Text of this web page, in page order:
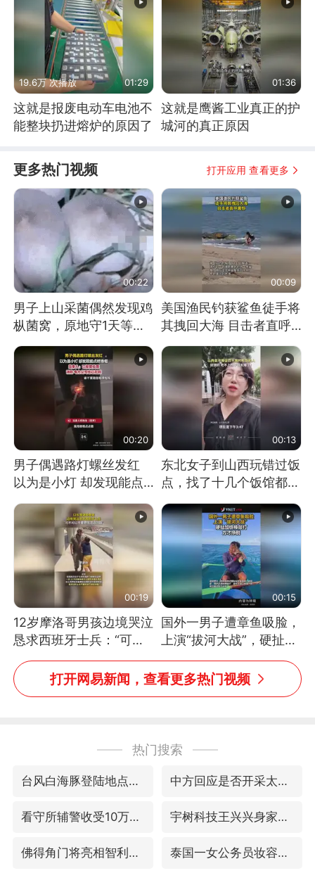
19.6万 次播放 01:29
这就是报废电动车电池不
能整块扔进熔炉的原因了
01:36
这就是鹰酱工业真正的护
城河的真正原因
更多热门视频 打开应用 查看更多
00:22
男子上山采菌偶然发现鸡
枞菌窝，原地守1天等它
长大：挖了140多朵
00:09
美国渔民钓获鲨鱼徒手将
其拽回大海 目击者直呼
震惊 （视频来源：参考
消息）
00:20
男子偶遇路灯螺丝发红
以为是小灯 却发现能点
燃香烟 当事人：已报警
处理
00:13
东北女子到山西玩错过饭
点，找了十几个饭馆都没
开门：午休到几点
00:19
12岁摩洛哥男孩边境哭泣
恳求西班牙士兵：“可不
可以不要把我遣返回国”
00:15
国外一男子遭章鱼吸脸，
上演“拔河大战”，硬扯加
铁棒敲打方才挣脱
打开网易新闻，查看更多热门视频
热门搜索
台风白海豚登陆地点更新 中方回应是否开采太平洋海底稀土资源
看守所辅警收受10万获刑1年 宇树科技王兴兴身家有望超200亿元
佛得角门将亮相智利俱乐部主场 泰国一女公务员妆容引争议 本人回应